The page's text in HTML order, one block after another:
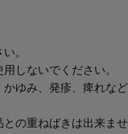
。
しないでください。
ゆみ、発疹、痺れな
の重ねばきは出来ま